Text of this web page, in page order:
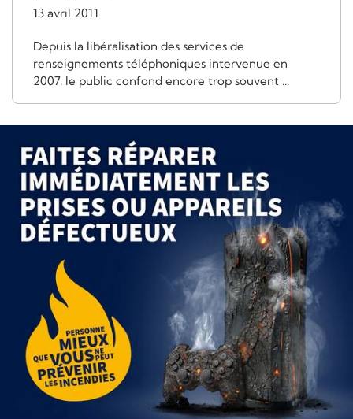
13 avril 2011
Depuis la libéralisation des services de
renseignements téléphoniques intervenue en
2007, le public confond encore trop souvent ...